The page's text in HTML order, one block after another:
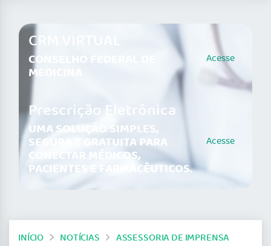
CRM VIRTUAL
CONSELHO FEDERAL DE
MEDICINA
Acesse
Prescrição Eletrônica
UMA SOLUÇÃO SIMPLES,
SEGURA E GRATUITA PARA
CONECTAR MÉDICOS,
PACIENTES E FARMACÊUTICOS.
Acesse
INÍCIO NOTÍCIAS
ASSESSORIA DE IMPRENSA